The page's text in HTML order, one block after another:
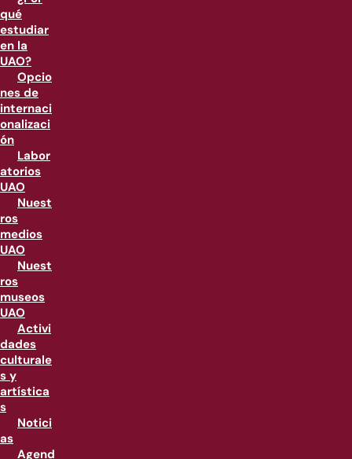
qué
estudiar
en la
UAO?
Opcio
nes de
internaci
onalizaci
ón
Labor
atorios
UAO
Nuest
ros
medios
UAO
Nuest
ros
museos
UAO
Activi
dades
culturale
s y
artística
s
Notici
as
Agend